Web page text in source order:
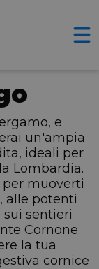
e
un'ampia
ideali per
Lombardia.
muoverti
alle potenti
sentieri
Cornone.
la tua
cornice